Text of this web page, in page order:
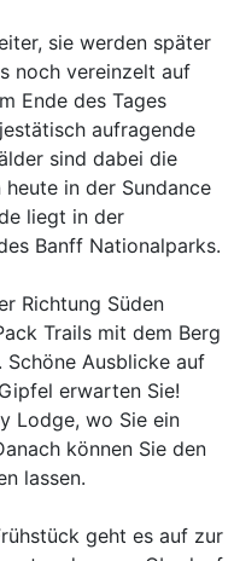
sie werden später
noch vereinzelt auf
Ende des Tages
aufragende
sind dabei die
in der Sundance
liegt in der
Banff Nationalparks.
Richtung Süden
Trails mit dem Berg
Schöne Ausblicke auf
erwarten Sie!
Lodge, wo Sie ein
können Sie den
lassen.
geht es auf zur